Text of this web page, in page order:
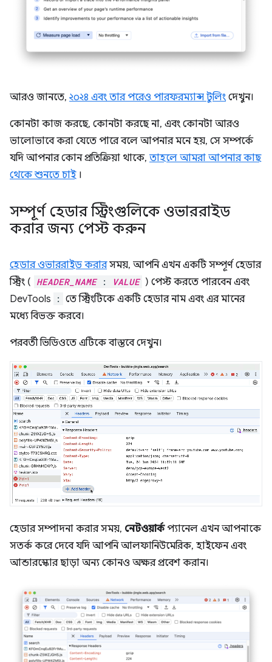
আরও জানতে, ২০২৪ এবং তার পরেও পারফরম্যান্স টুলিং দেখুন।
কোনটা কাজ করছে, কোনটা করছে না, এবং কোনটা আরও
ভালোভাবে করা যেতে পারে বলে আপনার মনে হয়, সে সম্পর্কে
যদি আপনার কোন প্রতিক্রিয়া থাকে, তাহলে আমরা আপনার কাছ
থেকে শুনতে চাই।
সম্পূর্ণ হেডার স্ট্রিংগুলিকে ওভাররাইড
করার জন্য পেস্ট করুন
হেডার ওভাররাইড করারসময়, আপনি এখন একটি সম্পূর্ণ হেডার
স্ট্রিং ( HEADER_NAME: VALUE ) পেস্ট করতে পারবেন এবং
DevTools
: তে স্ট্রিংটিকে একটি হেডার নাম এবং এর মানের
মধ্যে বিভক্ত করবে।
পরবর্তী ভিডিওতে এটিকে বাস্তবে দেখুন।
হেডার সম্পাদনা করার সময়, নেটওয়ার্কপ্যানেল এখন আপনাকে
সতর্ক করে দেবে যদি আপনি আলফানিউমেরিক, হাইফেন এবং
আন্ডারস্কোর ছাড়া অন্য কোনও অক্ষর প্রবেশ করান।